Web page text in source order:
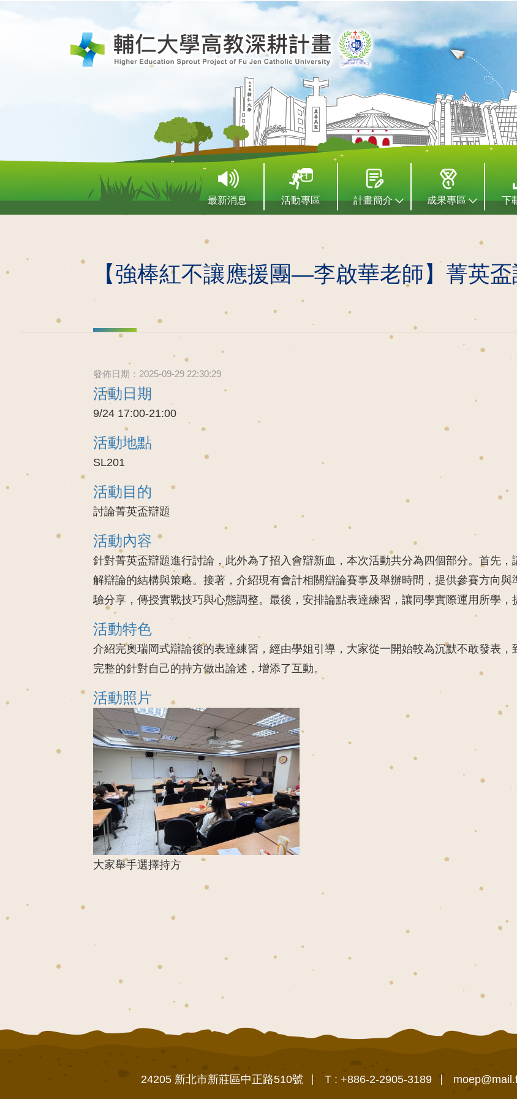
最新消息 活動專區 計畫簡介 成果專區 下
【強棒紅不讓應援團—李啟華老師】菁英
發佈日期：2025-09-29 22:30:29
活動日期
9/24 17:00-21:00
活動地點
SL201
活動目的
討論菁英盃辯題
活動內容
針對菁英盃辯題進行討論，此外為了招入會辯新血，本次活動共分為四個部分。首先
解辯論的結構與策略。接著，介紹現有會計相關辯論賽事及舉辦時間，提供參賽方向
驗分享，傳授實戰技巧與心態調整。最後，安排論點表達練習，讓同學實際運用所學，
活動特色
介紹完奧瑞岡式辯論後的表達練習，經由學姐引導，大家從一開始較為沉默不敢發表
完整的針對自己的持方做出論述，增添了互動。
活動照片
大家舉手選擇持方
24205 新北市新莊區中正路510號 T : +886-2-2905-3189